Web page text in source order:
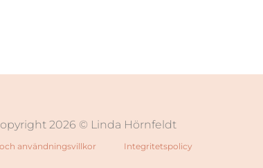
2026 © Linda Hörnfeldt
användningsvillkor Integritetspolicy